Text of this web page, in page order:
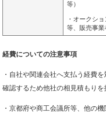
等）
・オークシ
等、販売事
経費についての注意事項
・自社や関連会社へ支払う経費
確認するため他社の相見積もりを
・京都府や商工会議所等、他の